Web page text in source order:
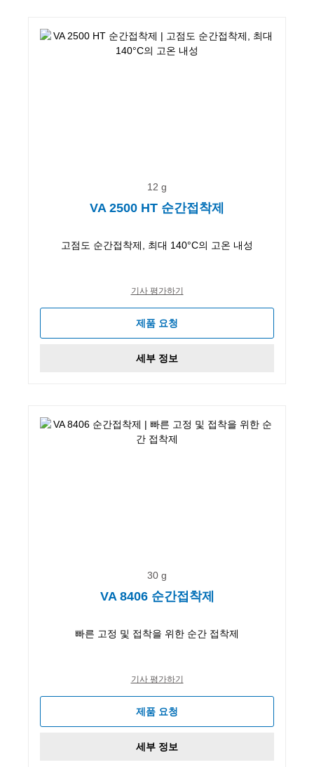
12 g
VA 2500 HT 순간접착제
고점도 순간접착제, 최대 140°C의 고온 내성
기사 평가하기
제품 요청
세부 정보
30 g
VA 8406 순간접착제
빠른 고정 및 접착을 위한 순간 접착제
기사 평가하기
제품 요청
세부 정보